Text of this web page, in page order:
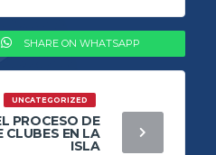
SHARE ON WHATSAPP
UNCATEGORIZED
PROCESO DE
CLUBES EN LA
ISLA